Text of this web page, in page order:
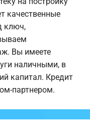
качественные
ключ,
Вы имеете
наличными, в
капитал. Кредит
партнером.